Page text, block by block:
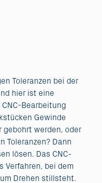
Toleranzen bei der
hier ist eine
Bearbeitung
Gewinde
gebohrt werden, oder
Toleranzen? Dann
lösen. Das CNC-
Verfahren, bei dem
Drehen stillsteht.